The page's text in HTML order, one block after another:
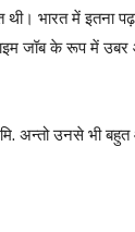
भारत में इतना
जॉब के रूप में
मि. अन्तो उनसे भी